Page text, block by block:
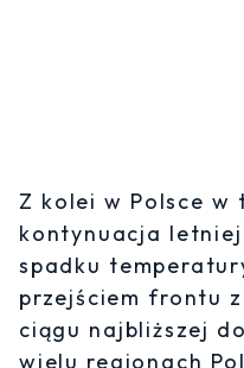
Z kolei w Polsce w
kontynuacja
spadku
przejściem frontu
ciągu najbliższej
wielu regionach